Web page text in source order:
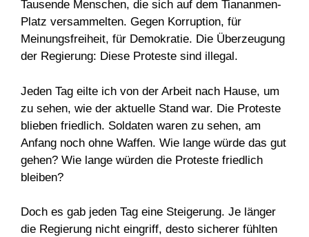
Tausende Menschen, die sich auf dem Tiananmen-
Platz versammelten. Gegen Korruption, für
Meinungsfreiheit, für Demokratie. Die Überzeugung
der Regierung: Diese Proteste sind illegal.
Jeden Tag eilte ich von der Arbeit nach Hause, um
zu sehen, wie der aktuelle Stand war. Die Proteste
blieben friedlich. Soldaten waren zu sehen, am
Anfang noch ohne Waffen. Wie lange würde das gut
gehen? Wie lange würden die Proteste friedlich
bleiben?
Doch es gab jeden Tag eine Steigerung. Je länger
die Regierung nicht eingriff, desto sicherer fühlten